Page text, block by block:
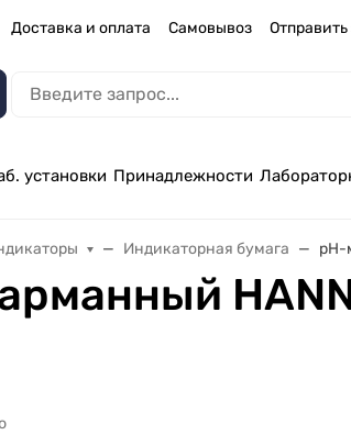
Доставка и оплата Самовывоз Отправить
установки Принадлежности
Индикаторная бумага pH-